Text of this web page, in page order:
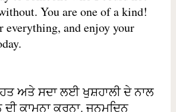
You are one of a kind!
everything, and enjoy your
ਅਤੇ ਸਦਾ ਲਈ ਖੁਸ਼ਹਾਲੀ ਦੇ ਨਾਲ
ਕਾਮਨਾ ਕਰਨਾ. ਜਨਮਦਿਨ